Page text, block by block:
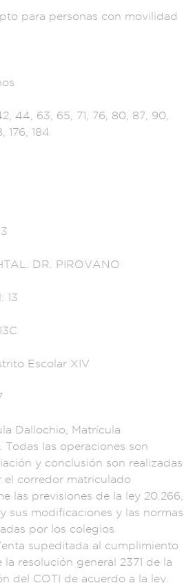
para personas con movilidad
44, 63, 65, 71, 76,
80, 87, 90,
176, 184
DR. PIROVANO
13
Escolar XIV
Dallochio, Matrícula
Todas las operaciones son
y conclusión son realizadas
el corredor matriculado
las previsiones de la ley 20.266,
sus modificaciones y las normas
as por los colegios
supeditada a l cumplimiento
la resolución general 2371 de la
del COTI de acuerdo a la ley.